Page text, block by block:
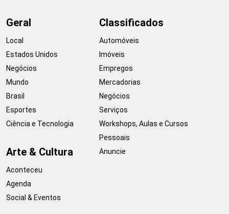
Geral
Local
Estados Unidos
Negócios
Mundo
Brasil
Esportes
Ciência e Tecnologia
Arte & Cultura
Aconteceu
Agenda
Social & Eventos
Classificados
Automóveis
Imóveis
Empregos
Mercadorias
Negócios
Serviços
Workshops, Aulas e Cursos
Pessoais
Anuncie